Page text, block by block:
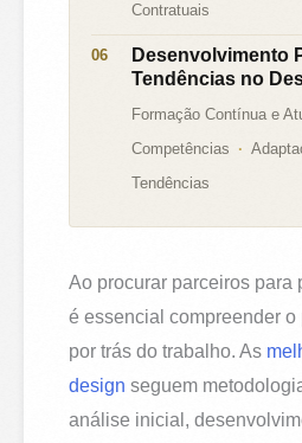
Contratuais
Desenvolvimento
Tendências no
Formação Contínua e
Competências
Tendências
Ao procurar parceiros para
é essencial compreender
por trás do trabalho. As
design seguem
análise inicial,